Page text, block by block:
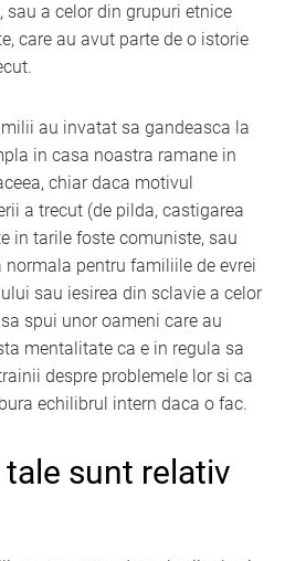
sau a celor din grupuri etnice
care au avut parte de o istorie
au invatat sa gandeasca la
in casa noastra ramane in
chiar daca motivul
a trecut (de pilda, castigarea
in tarile foste comuniste, sau
normala pentru familiile de evrei
sau iesirea din sclavie a celor
spui unor oameni care au
mentalitate ca e in regula sa
despre problemele lor si ca
echilibrul intern daca o fac.
tale sunt relativ